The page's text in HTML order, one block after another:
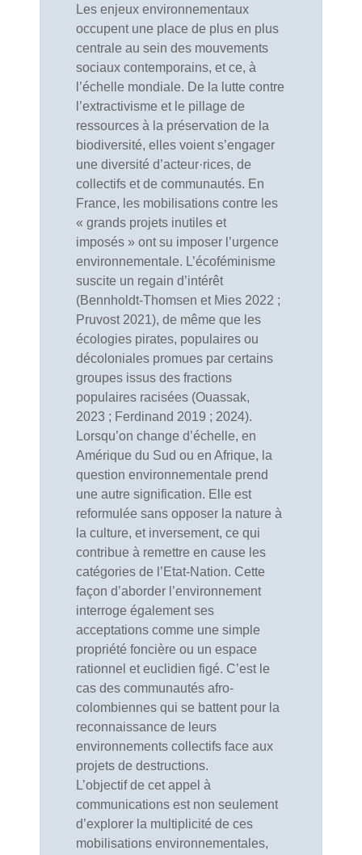
Les enjeux environnementaux
occupent une place de plus en plus
centrale au sein des mouvements
sociaux contemporains, et ce, à
l’échelle mondiale. De la lutte contre
l’extractivisme et le pillage de
ressources à la préservation de la
biodiversité, elles voient s’engager
une diversité d’acteur·rices, de
collectifs et de communautés. En
France, les mobilisations contre les
« grands projets inutiles et
imposés » ont su imposer l’urgence
environnementale. L’écoféminisme
suscite un regain d’intérêt
(Bennholdt-Thomsen et Mies 2022 ;
Pruvost 2021), de même que les
écologies pirates, populaires ou
décoloniales promues par certains
groupes issus des fractions
populaires racisées (Ouassak,
2023 ; Ferdinand 2019 ; 2024).
Lorsqu’on change d’échelle, en
Amérique du Sud ou en Afrique, la
question environnementale prend
une autre signification. Elle est
reformulée sans opposer la nature à
la culture, et inversement, ce qui
contribue à remettre en cause les
catégories de l’Etat-Nation. Cette
façon d’aborder l’environnement
interroge également ses
acceptations comme une simple
propriété foncière ou un espace
rationnel et euclidien figé. C’est le
cas des communautés afro-
colombiennes qui se battent pour la
reconnaissance de leurs
environnements collectifs face aux
projets de destructions.
L’objectif de cet appel à
communications est non seulement
d’explorer la multiplicité de ces
mobilisations environnementales,